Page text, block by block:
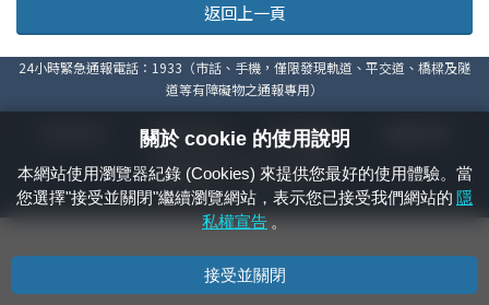
返回上一頁
24小時緊急通報電話：1933（市話、手機，僅限發現軌道、平交道、橋樑及隧
道等有障礙物之通報專用）
資通安全政策 著作權聲明
國營臺灣鐵路股份有限公司 © 版權所有
本頁產生時間： 2026/08/08 02:03:23
關於 cookie 的使用說明
本網站使用瀏覽器紀錄 (Cookies) 來提供您最好的使用體驗。當
您選擇"接受並關閉"繼續瀏覽網站，表示您已接受我們網站的 隱
私權宣告 。
接受並關閉